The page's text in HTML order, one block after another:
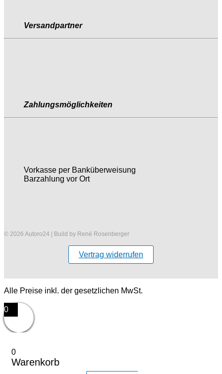
Versandpartner
Zahlungsmöglichkeiten
Vorkasse per Banküberweisung
Barzahlung vor Ort
© 2026 Autoro24 | Build by René Rosenberger
Vertrag widerrufen
Alle Preise inkl. der gesetzlichen MwSt.
0
0
Warenkorb